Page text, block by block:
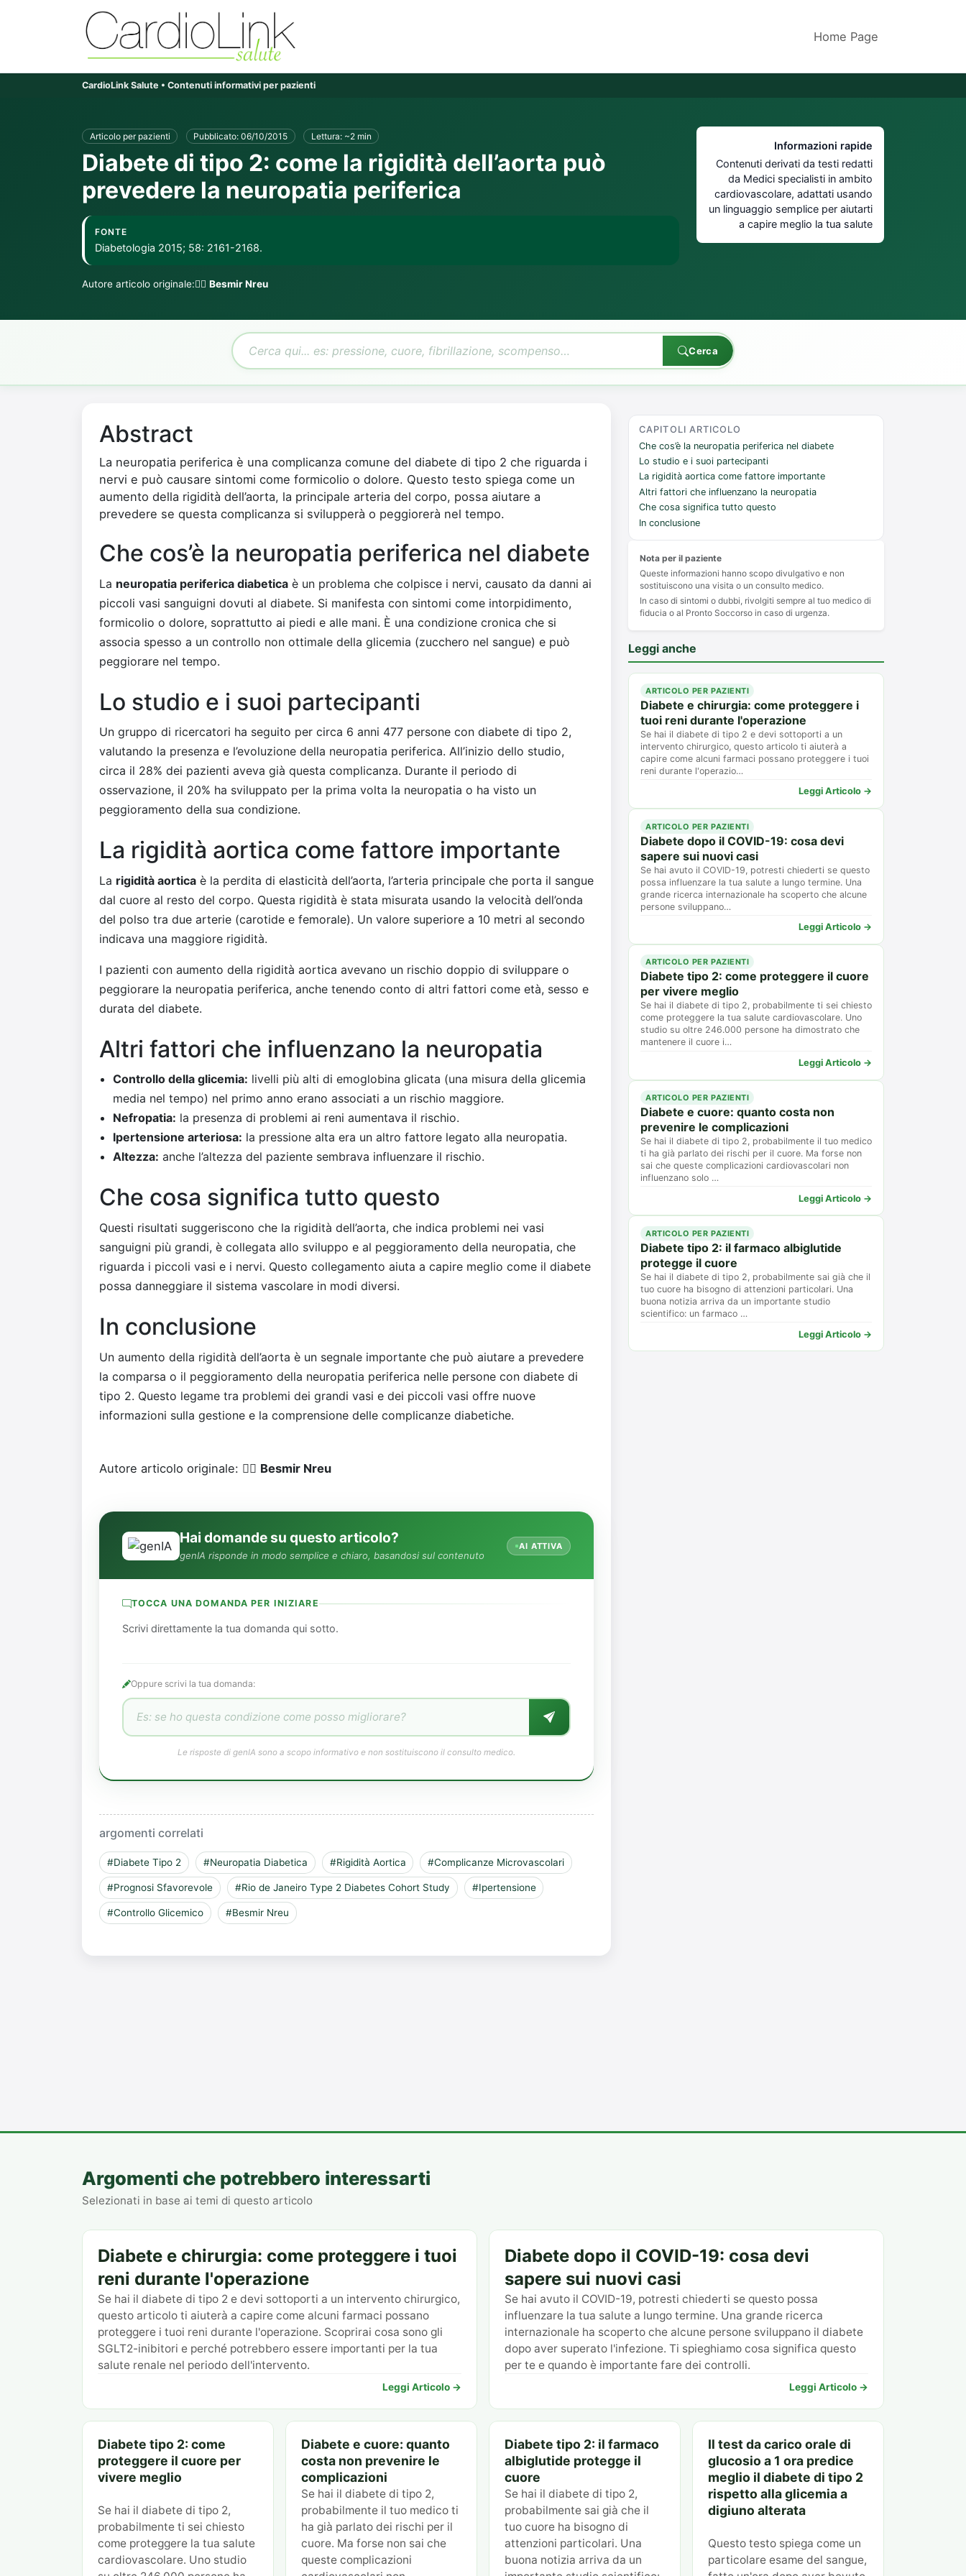
Home Page
CardioLink Salute • Contenuti informativi per pazienti
Articolo per pazienti Pubblicato: 06/10/2015 Lettura: ~2 min
Diabete di tipo 2: come la rigidità dell’aorta può
prevedere la neuropatia periferica
FONTE
Diabetologia 2015; 58: 2161-2168.
Autore articolo originale:👨‍⚕️ Besmir Nreu
Informazioni rapide
Contenuti derivati da testi redatti
da Medici specialisti in ambito
cardiovascolare, adattati usando
un linguaggio semplice per aiutarti
a capire meglio la tua salute
Cerca
Abstract
La neuropatia periferica è una complicanza comune del diabete di tipo 2 che riguarda i
nervi e può causare sintomi come formicolio o dolore. Questo testo spiega come un
aumento della rigidità dell’aorta, la principale arteria del corpo, possa aiutare a
prevedere se questa complicanza si svilupperà o peggiorerà nel tempo.
Che cos’è la neuropatia periferica nel diabete
La neuropatia periferica diabetica è un problema che colpisce i nervi, causato da danni ai
piccoli vasi sanguigni dovuti al diabete. Si manifesta con sintomi come intorpidimento,
formicolio o dolore, soprattutto ai piedi e alle mani. È una condizione cronica che si
associa spesso a un controllo non ottimale della glicemia (zucchero nel sangue) e può
peggiorare nel tempo.
Lo studio e i suoi partecipanti
Un gruppo di ricercatori ha seguito per circa 6 anni 477 persone con diabete di tipo 2,
valutando la presenza e l’evoluzione della neuropatia periferica. All’inizio dello studio,
circa il 28% dei pazienti aveva già questa complicanza. Durante il periodo di
osservazione, il 20% ha sviluppato per la prima volta la neuropatia o ha visto un
peggioramento della sua condizione.
La rigidità aortica come fattore importante
La rigidità aortica è la perdita di elasticità dell’aorta, l’arteria principale che porta il sangue
dal cuore al resto del corpo. Questa rigidità è stata misurata usando la velocità dell’onda
del polso tra due arterie (carotide e femorale). Un valore superiore a 10 metri al secondo
indicava una maggiore rigidità.
I pazienti con aumento della rigidità aortica avevano un rischio doppio di sviluppare o
peggiorare la neuropatia periferica, anche tenendo conto di altri fattori come età, sesso e
durata del diabete.
Altri fattori che influenzano la neuropatia
Controllo della glicemia: livelli più alti di emoglobina glicata (una misura della glicemia
media nel tempo) nel primo anno erano associati a un rischio maggiore.
Nefropatia: la presenza di problemi ai reni aumentava il rischio.
Ipertensione arteriosa: la pressione alta era un altro fattore legato alla neuropatia.
Altezza: anche l’altezza del paziente sembrava influenzare il rischio.
Che cosa significa tutto questo
Questi risultati suggeriscono che la rigidità dell’aorta, che indica problemi nei vasi
sanguigni più grandi, è collegata allo sviluppo e al peggioramento della neuropatia, che
riguarda i piccoli vasi e i nervi. Questo collegamento aiuta a capire meglio come il diabete
possa danneggiare il sistema vascolare in modi diversi.
In conclusione
Un aumento della rigidità dell’aorta è un segnale importante che può aiutare a prevedere
la comparsa o il peggioramento della neuropatia periferica nelle persone con diabete di
tipo 2. Questo legame tra problemi dei grandi vasi e dei piccoli vasi offre nuove
informazioni sulla gestione e la comprensione delle complicanze diabetiche.
Autore articolo originale: 👨‍⚕️ Besmir Nreu
Hai domande su questo articolo?
genIA risponde in modo semplice e chiaro, basandosi sul contenuto
AI ATTIVA
TOCCA UNA DOMANDA PER INIZIARE
Scrivi direttamente la tua domanda qui sotto.
Oppure scrivi la tua domanda:
Le risposte di genIA sono a scopo informativo e non sostituiscono il consulto medico.
argomenti correlati
#Diabete Tipo 2 #Neuropatia Diabetica #Rigidità Aortica #Complicanze Microvascolari
#Prognosi Sfavorevole #Rio de Janeiro Type 2 Diabetes Cohort Study #Ipertensione
#Controllo Glicemico #Besmir Nreu
CAPITOLI ARTICOLO
Che cos’è la neuropatia periferica nel diabete
Lo studio e i suoi partecipanti
La rigidità aortica come fattore importante
Altri fattori che influenzano la neuropatia
Che cosa significa tutto questo
In conclusione
Nota per il paziente
Queste informazioni hanno scopo divulgativo e non
sostituiscono una visita o un consulto medico.
In caso di sintomi o dubbi, rivolgiti sempre al tuo medico di
fiducia o al Pronto Soccorso in caso di urgenza.
Leggi anche
ARTICOLO PER PAZIENTI
Diabete e chirurgia: come proteggere i
tuoi reni durante l'operazione
Se hai il diabete di tipo 2 e devi sottoporti a un
intervento chirurgico, questo articolo ti aiuterà a
capire come alcuni farmaci possano proteggere i tuoi
reni durante l'operazio…
Leggi Articolo →
ARTICOLO PER PAZIENTI
Diabete dopo il COVID-19: cosa devi
sapere sui nuovi casi
Se hai avuto il COVID-19, potresti chiederti se questo
possa influenzare la tua salute a lungo termine. Una
grande ricerca internazionale ha scoperto che alcune
persone sviluppano…
Leggi Articolo →
ARTICOLO PER PAZIENTI
Diabete tipo 2: come proteggere il cuore
per vivere meglio
Se hai il diabete di tipo 2, probabilmente ti sei chiesto
come proteggere la tua salute cardiovascolare. Uno
studio su oltre 246.000 persone ha dimostrato che
mantenere il cuore i…
Leggi Articolo →
ARTICOLO PER PAZIENTI
Diabete e cuore: quanto costa non
prevenire le complicazioni
Se hai il diabete di tipo 2, probabilmente il tuo medico
ti ha già parlato dei rischi per il cuore. Ma forse non
sai che queste complicazioni cardiovascolari non
influenzano solo …
Leggi Articolo →
ARTICOLO PER PAZIENTI
Diabete tipo 2: il farmaco albiglutide
protegge il cuore
Se hai il diabete di tipo 2, probabilmente sai già che il
tuo cuore ha bisogno di attenzioni particolari. Una
buona notizia arriva da un importante studio
scientifico: un farmaco …
Leggi Articolo →
Argomenti che potrebbero interessarti
Selezionati in base ai temi di questo articolo
Diabete e chirurgia: come proteggere i tuoi
reni durante l'operazione
Se hai il diabete di tipo 2 e devi sottoporti a un intervento chirurgico,
questo articolo ti aiuterà a capire come alcuni farmaci possano
proteggere i tuoi reni durante l'operazione. Scoprirai cosa sono gli
SGLT2-inibitori e perché potrebbero essere importanti per la tua
salute renale nel periodo dell'intervento.
Leggi Articolo →
Diabete dopo il COVID-19: cosa devi
sapere sui nuovi casi
Se hai avuto il COVID-19, potresti chiederti se questo possa
influenzare la tua salute a lungo termine. Una grande ricerca
internazionale ha scoperto che alcune persone sviluppano il diabete
dopo aver superato l'infezione. Ti spieghiamo cosa significa questo
per te e quando è importante fare dei controlli.
Leggi Articolo →
Diabete tipo 2: come
proteggere il cuore per
vivere meglio
Se hai il diabete di tipo 2,
probabilmente ti sei chiesto
come proteggere la tua salute
cardiovascolare. Uno studio
Diabete e cuore: quanto
costa non prevenire le
complicazioni
Se hai il diabete di tipo 2,
probabilmente il tuo medico ti
ha già parlato dei rischi per il
cuore. Ma forse non sai che
queste complicazioni
Diabete tipo 2: il farmaco
albiglutide protegge il
cuore
Se hai il diabete di tipo 2,
probabilmente sai già che il
tuo cuore ha bisogno di
attenzioni particolari. Una
buona notizia arriva da un
Il test da carico orale di
glucosio a 1 ora predice
meglio il diabete di tipo 2
rispetto alla glicemia a
digiuno alterata
Questo testo spiega come un
particolare esame del sangue,